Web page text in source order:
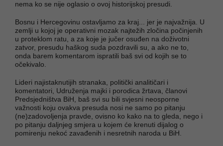
nema ko se nije oglasio o ovoj historijskoj presudi.
Bosnu i Hercegovinu ostavljamo za kraj... jer je najvažnija. U
zemlji u kojoj je operativni mozak najtežih zločina počinjenih
u proteklom ratu, a za koje je jučer osuđen na doživotni
zatvor, presudu haškog suda pozdravili su, a ako ne to,
onda barem komentarom ispratili baš svi od kojih se to
očekivalo.
Lideri najistaknutijih stranaka, politički analitičari i
komentatori, Udruženja majki i porodica žrtava, članovi
Predsjedništva BiH, baš svi su bili svjesni neosporne
važnosti koju ovakva presuda nosi ne samo po pitanju
(ne)zadovoljenja pravde, ovisno ko kako na to gleda, nego i
po pitanju daljnjeg smjera u kojem će krenuti dijalog o
pomirenju nekoć zavađenih i nesretnih naroda u BiH.